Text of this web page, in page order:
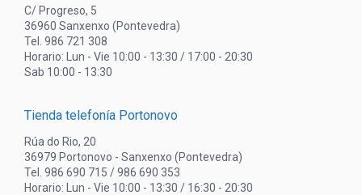
C/ Progreso, 5
36960 Sanxenxo (Pontevedra)
Tel. 986 721 308
Horario: Lun - Vie 10:00 - 13:30 / 17:00 - 20:30
Sab 10:00 - 13:30
Tienda telefonía Portonovo
Rúa do Rio, 20
36979 Portonovo - Sanxenxo (Pontevedra)
Tel. 986 690 715 / 986 690 353
Horario: Lun - Vie 10:00 - 13:30 / 16:30 - 20:30